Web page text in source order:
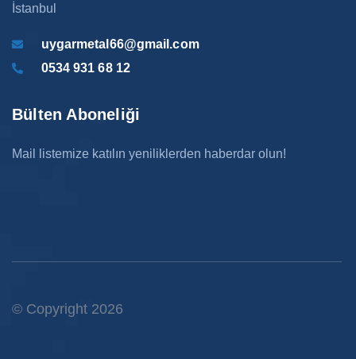
İstanbul
uygarmetal66@gmail.com
0534 931 68 12
Bülten Aboneliği
Mail listemize katılın yeniliklerden haberdar olun!
© Copyright 2026